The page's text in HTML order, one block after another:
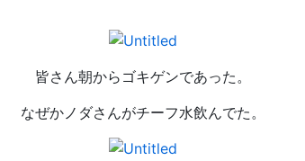
皆さん朝からゴキゲンであった。
なぜかノダさんがチーフ水飲んでた。